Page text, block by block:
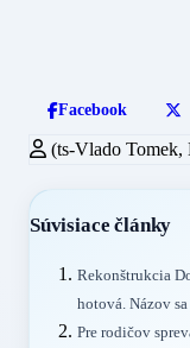
Facebook
(ts-Vlado Tomek,
Súvisiace články
Rekonštrukcia
hotová. Názov
Pre rodičov